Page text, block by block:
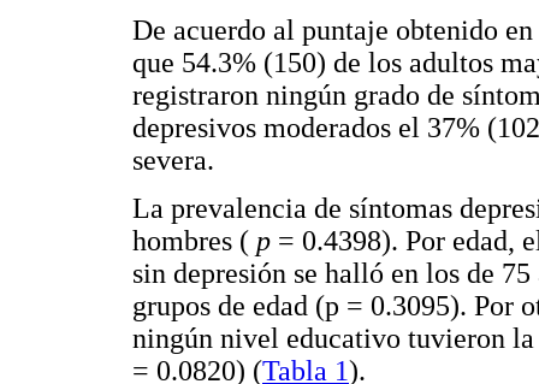
De acuerdo al puntaje obtenido
que 54.3% (150) de los adultos
registraron ningún grado de
depresivos moderados el 37%
severa.
La prevalencia de síntomas
hombres ( p = 0.4398). Por edad,
sin depresión se halló en los de
grupos de edad (p = 0.3095). Por
ningún nivel educativo tuvieron
= 0.0820) (Tabla 1).